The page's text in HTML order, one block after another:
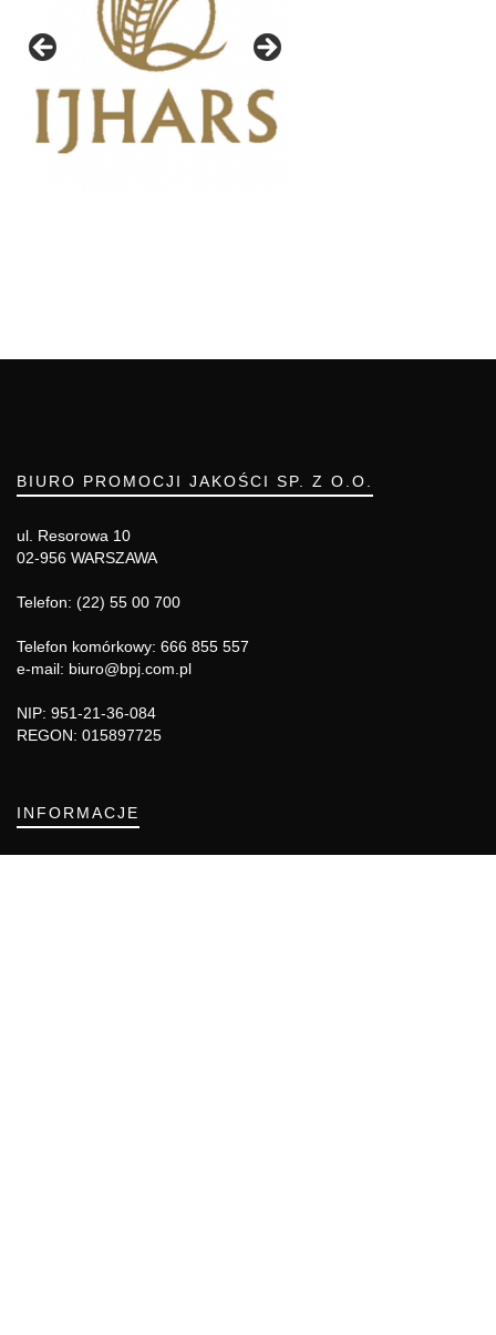
BIURO PROMOCJI JAKOŚCI SP. Z O.O.
ul. Resorowa 10
02-956 WARSZAWA
Telefon: (22) 55 00 700
Telefon komórkowy: 666 855 557
e-mail: biuro@bpj.com.pl
NIP: 951-21-36-084
REGON: 015897725
INFORMACJE